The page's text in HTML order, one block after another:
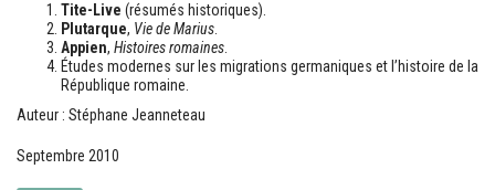
Tite-Live (résumés historiques).
Plutarque, Vie de Marius
Appien, Histoires romaines
Études modernes sur les migrations germaniques et l’histoire de la
République romaine.
Auteur : Stéphane Jeanneteau
Septembre 2010